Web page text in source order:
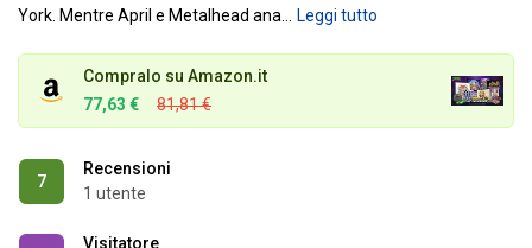
York. Mentre April e Metalhead ana
Leggi tutto
Compralo su Amazon.it
77,63 €
81,81 €
7
Recensioni
1 utente
Visitatore